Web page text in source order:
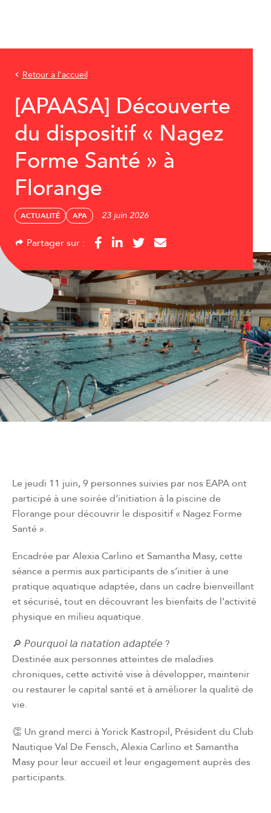
Retour à l'accueil
[APAASA] Découverte
du dispositif « Nagez
Forme Santé » à
Florange
ACTUALITÉ APA 23 juin 2026
Partager sur :
Le jeudi 11 juin, 9 personnes suivies par nos EAPA ont
participé à une soirée d’initiation à la piscine de
Florange pour découvrir le dispositif « Nagez Forme
Santé ».
Encadrée par Alexia Carlino et Samantha Masy, cette
séance a permis aux participants de s’initier à une
pratique aquatique adaptée, dans un cadre bienveillant
et sécurisé, tout en découvrant les bienfaits de l’activité
physique en milieu aquatique.
🔎 𝘗𝘰𝘶𝘳𝘲𝘶𝘰𝘪 𝘭𝘢 𝘯𝘢𝘵𝘢𝘵𝘪𝘰𝘯 𝘢𝘥𝘢𝘱𝘵𝘦́𝘦 ?
Destinée aux personnes atteintes de maladies
chroniques, cette activité vise à développer, maintenir
ou restaurer le capital santé et à améliorer la qualité de
vie.
👏 Un grand merci à Yorick Kastropil, Président du Club
Nautique Val De Fensch, Alexia Carlino et Samantha
Masy pour leur accueil et leur engagement auprès des
participants.